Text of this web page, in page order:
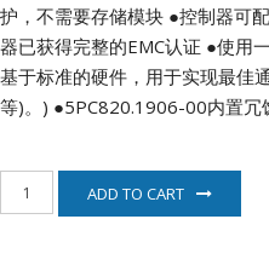
护，不需要存储模块 ●控制器可
器已获得完整的EMC认证 ●使用
基于标准的硬件，用于实现最佳
等)。) ●5PC820.1906-00内置冗
ADD TO CART